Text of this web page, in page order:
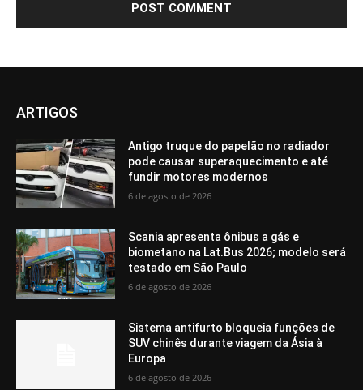
ARTIGOS
Antigo truque do papelão no radiador
pode causar superaquecimento e até
fundir motores modernos
6 de agosto de 2026
Scania apresenta ônibus a gás e
biometano na Lat.Bus 2026; modelo será
testado em São Paulo
6 de agosto de 2026
Sistema antifurto bloqueia funções de
SUV chinês durante viagem da Ásia à
Europa
6 de agosto de 2026